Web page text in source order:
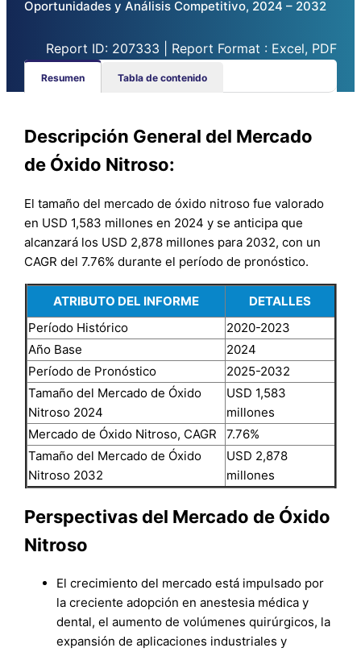
Oportunidades y Análisis Competitivo, 2024 – 2032
Report ID: 207333 | Report Format : Excel, PDF
Resumen Tabla de contenido
Descripción General del Mercado
de Óxido Nitroso:
El tamaño del mercado de óxido nitroso fue valorado
en USD 1,583 millones en 2024 y se anticipa que
alcanzará los USD 2,878 millones para 2032, con un
CAGR del 7.76% durante el período de pronóstico.
ATRIBUTO DEL INFORME
DETALLES
Período Histórico
2020-2023
Año Base
2024
Período de Pronóstico
2025-2032
Tamaño del Mercado de Óxido
Nitroso 2024
USD 1,583
millones
Mercado de Óxido Nitroso, CAGR
7.76%
Tamaño del Mercado de Óxido
Nitroso 2032
USD 2,878
millones
Perspectivas del Mercado de Óxido
Nitroso
El crecimiento del mercado está impulsado por
la creciente adopción en anestesia médica y
dental, el aumento de volúmenes quirúrgicos, la
expansión de aplicaciones industriales y